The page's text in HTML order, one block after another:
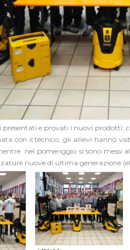
e provati i nuovi prodotti:
con il tecnico, gli allievi hanno
nel pomeriggio si sono messi
nuove di ultima generazione